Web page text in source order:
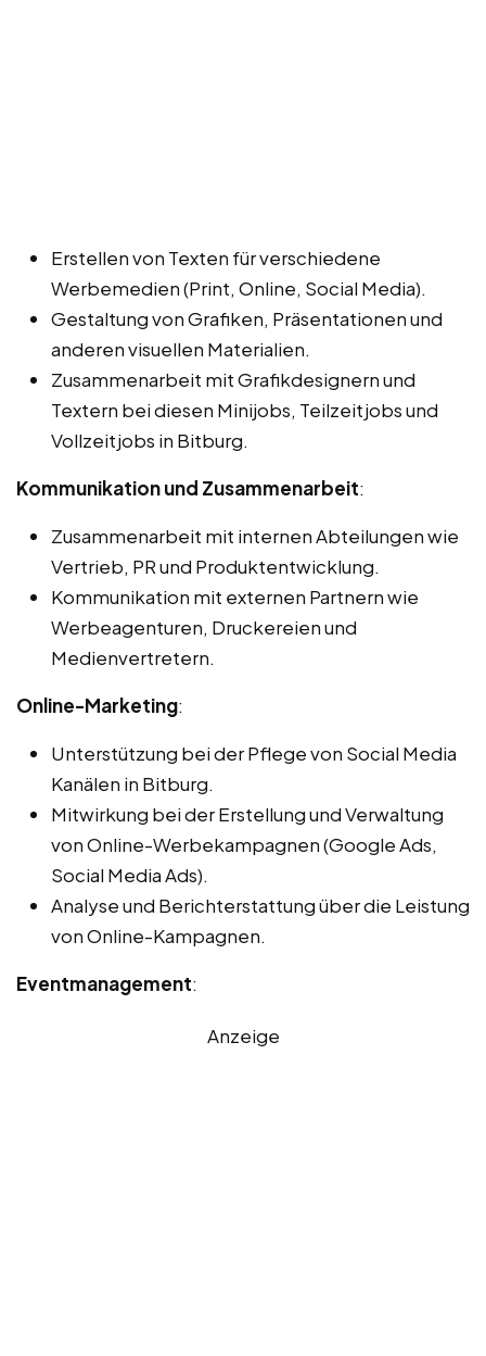
Erstellen von Texten für verschiedene
Werbemedien (Print, Online, Social Media).
Gestaltung von Grafiken, Präsentationen und
anderen visuellen Materialien.
Zusammenarbeit mit Grafikdesignern und
Textern bei diesen Minijobs, Teilzeitjobs und
Vollzeitjobs in Bitburg.
Kommunikation und Zusammenarbeit:
Zusammenarbeit mit internen Abteilungen wie
Vertrieb, PR und Produktentwicklung.
Kommunikation mit externen Partnern wie
Werbeagenturen, Druckereien und
Medienvertretern.
Online-Marketing:
Unterstützung bei der Pflege von Social Media
Kanälen in Bitburg.
Mitwirkung bei der Erstellung und Verwaltung
von Online-Werbekampagnen (Google Ads,
Social Media Ads).
Analyse und Berichterstattung über die Leistung
von Online-Kampagnen.
Eventmanagement:
Anzeige